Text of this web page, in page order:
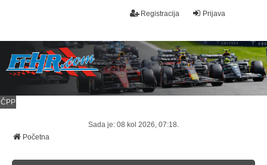
Prijava
Registracija
ČPP
Sada je: 08 kol 2026, 07:18.
Početna